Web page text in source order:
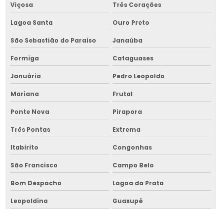
Manutenção de equipamentos para armazenar grãos na bahia
Manutenção de equipamentos para armazenar grãos no
nordeste
Manutenção de fornalha para grãos
Manutenção de máquina de limpeza de grãos
Manutenção de máquina de limpeza de grãos na bahia
Manutenção de máquina de limpeza de grãos no nordeste
Manutenção de picador de lenha
Manutenção de picador de lenha na bahia
Viçosa Três Corações
Lagoa Santa Ouro Preto
São Sebastião do Paraíso Janaúba
Formiga Cataguases
Januária Pedro Leopoldo
Mariana Frutal
Ponte Nova Pirapora
Três Pontas Extrema
Itabirito Congonhas
São Francisco Campo Belo
Bom Despacho Lagoa da Prata
Leopoldina Guaxupé